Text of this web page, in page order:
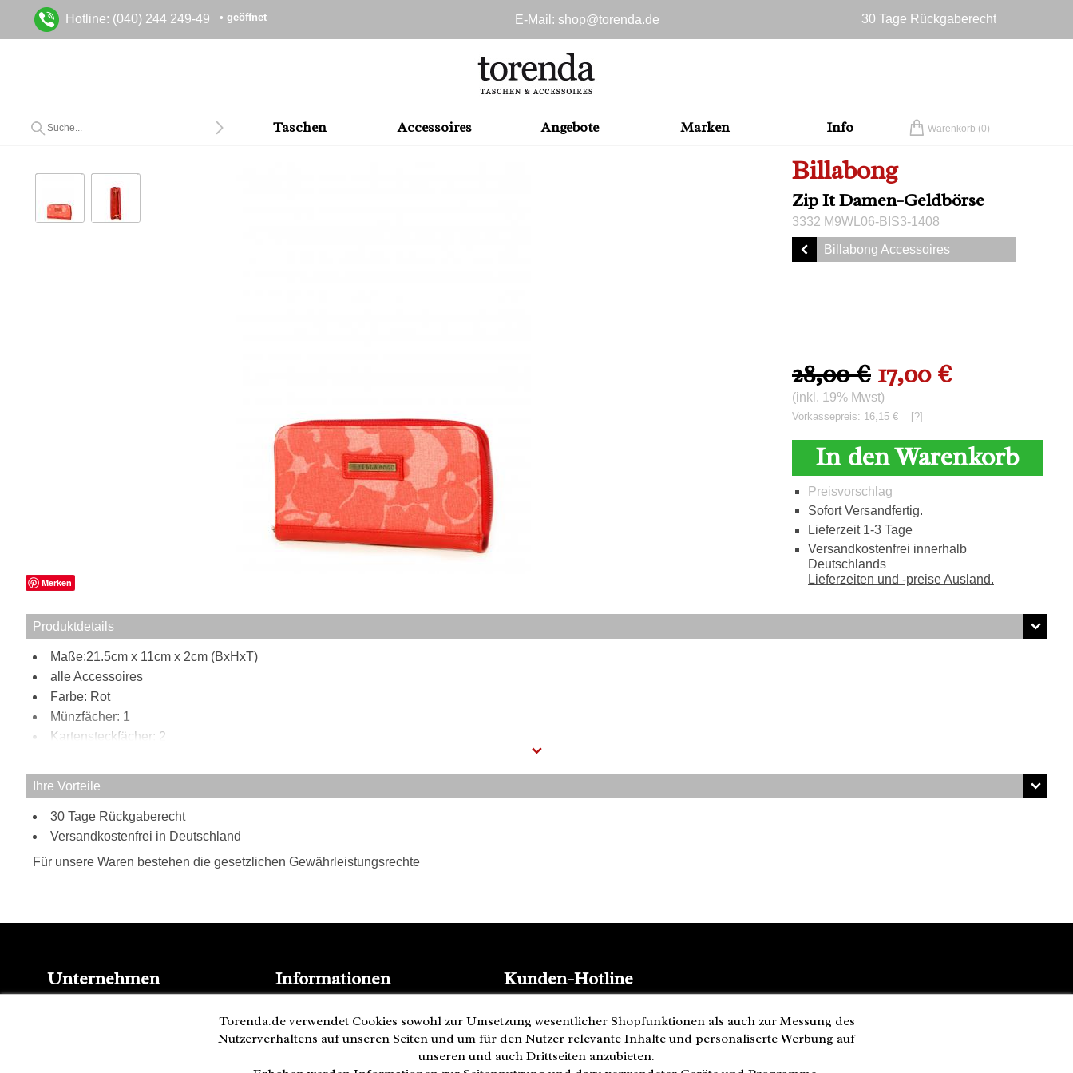
Hotline: (040) 244 249-49 • geöffnet E-Mail: shop@torenda.de
30 Tage Rückgaberecht
Taschen Accessoires Angebote Marken Info Warenkorb (0)
Billabong
Zip It Damen-Geldbörse
3332 M9WL06-BIS3-1408
Billabong Accessoires
Merken
28,00 € 17,00 €
(inkl. 19% Mwst)
Vorkassepreis: 16,15 € [?]
In den Warenkorb
Preisvorschlag
Sofort Versandfertig.
Lieferzeit 1-3 Tage
Versandkostenfrei innerhalb
Deutschlands
Lieferzeiten und -preise Ausland.
Produktdetails
Maße:21.5cm x 11cm x 2cm (BxHxT)
alle Accessoires
Farbe: Rot
Münzfächer: 1
Kartensteckfächer: 2
Innen:
2 große Scheinfächer
Ihre Vorteile
30 Tage Rückgaberecht
Versandkostenfrei in Deutschland
Für unsere Waren bestehen die gesetzlichen Gewährleistungsrechte
Unternehmen Informationen
Presse
Partner
Kunden-Hotline
Mo - Fr 08:00 - 18:00
• geöffnet
Torenda.de verwendet Cookies sowohl zur Umsetzung wesentlicher Shopfunktionen als auch zur Messung des
Nutzerverhaltens auf unseren Seiten und um für den Nutzer relevante Inhalte und personaliserte Werbung auf
unseren und auch Drittseiten anzubieten.